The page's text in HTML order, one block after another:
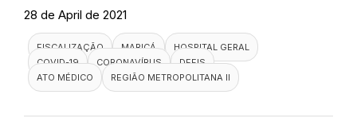
28 de April de 2021
FISCALIZAÇÃO MARICÁ
HOSPITAL GERAL
COVID-19
CORONAVÍRUS
DEFIS
ATO MÉDICO
REGIÃO METROPOLITANA II